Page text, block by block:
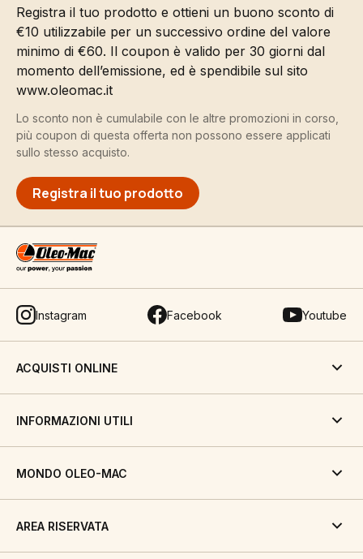
Registra il tuo prodotto e ottieni un buono sconto di
€10 utilizzabile per un successivo ordine del valore
minimo di €60. Il coupon è valido per 30 giorni dal
momento dell’emissione, ed è spendibile sul sito
www.oleomac.it
Lo sconto non è cumulabile con le altre promozioni in corso,
più coupon di questa offerta non possono essere applicati
sullo stesso acquisto.
Registra il tuo prodotto
Instagram Facebook Youtube
ACQUISTI ONLINE
INFORMAZIONI UTILI
MONDO OLEO-MAC
AREA RISERVATA